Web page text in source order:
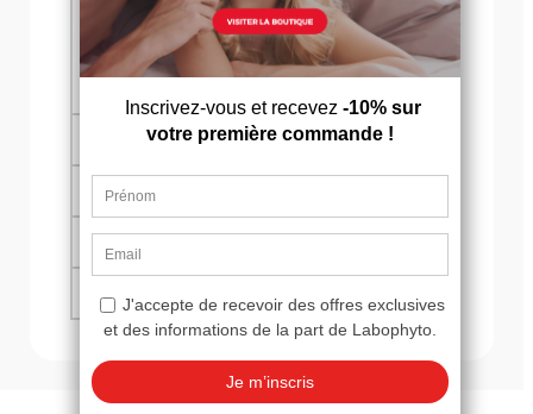
verlängern möchten oder unter vorzeitigem
Samenerguss leiden, und bietet eine effektive
Lösung für ein intensiveres sexuelles Erlebnis.
Anwendungstipps
Zutaten
Rezeptur & Nährwerte
Inhalt & Warnhinweise